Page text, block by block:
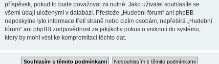
příspěvek, pokud to bude považovat za nutné. Jako uživatel souhlasíte se
všemi údaji uloženými v databázi. Přestože „Hudební fórum“ ani phpBB
neposkytne tyto informace třetí straně nebo cizím osobám, nepřebírá „Hudební
fórum“ ani phpBB zodpovědnost za jakýkoliv pokus o vniknutí do systému,
který by mohl vést ke kompromitaci těchto dat.